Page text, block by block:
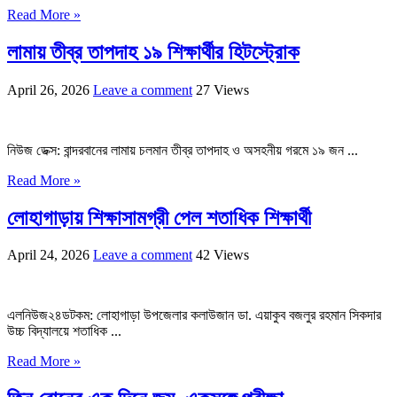
Read More »
লামায় তীব্র তাপদাহ ১৯ শিক্ষার্থীর হিটস্ট্রোক
April 26, 2026 Leave a comment 27 Views
নিউজ ডেক্স: বান্দরবানের লামায় চলমান তীব্র তাপদাহ ও অসহনীয় গরমে ১৯ জন ...
Read More »
লোহাগাড়ায় শিক্ষাসামগ্রী পেল শতাধিক শিক্ষার্থী
April 24, 2026 Leave a comment 42 Views
এলনিউজ২৪ডটকম: লোহাগাড়া উপজেলার কলাউজান ডা. এয়াকুব বজলুর রহমান সিকদার
উচ্চ বিদ্যালয়ে শতাধিক ...
Read More »